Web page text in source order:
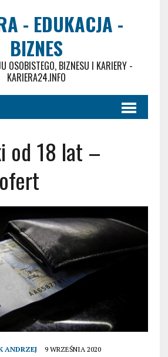
- EDUKACJA -
BIZNES
OSOBISTEGO, BIZNESU I KARIERY -
KARIERA24.INFO
od 18 lat –
ANDRZEJ 9 WRZEŚNIA 2020